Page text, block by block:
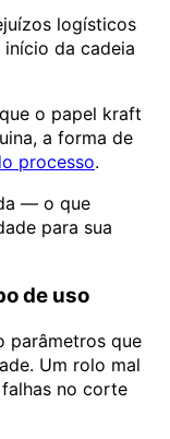
logísticos
da cadeia
o papel kraft
a forma de
processo.
— o que
para sua
de uso
parâmetros que
Um rolo mal
no corte